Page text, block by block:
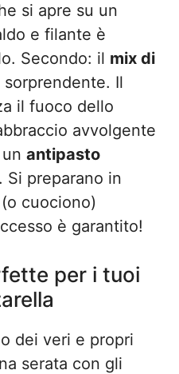
si apre su un
e filante è
Secondo: il mix di
Il
il fuoco dello
avvolgente
antipasto
Si preparano in
cuociono)
è garantito!
per i tuoi
dei veri e propri
serata con gli